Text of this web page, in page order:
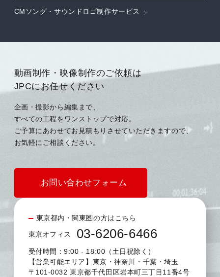
CMソング・サウンドロゴ制作サービス
動画制作・映像制作のご依頼は
JPCにお任せください
企画・撮影から編集まで、
すべての工程をワンストップで対応。
ご予算にあわせてお見積もりさせていただきますので、
お気軽にご相談ください。
お問い合わせフォーム
東京都内・関東圏の方はこちら
東京オフィス 03-6206-6466
受付時間：9:00 - 18:00（土日祝除く）
【営業可能エリア】東京・神奈川・千葉・埼玉
〒101-0032 東京都千代田区岩本町三丁目11番4号